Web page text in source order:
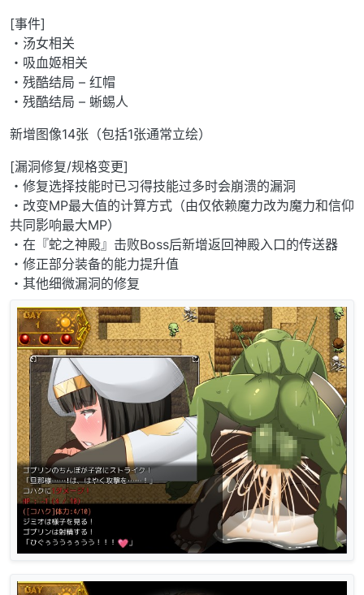
[事件]
・汤女相关
・吸血姬相关
・残酷结局 – 红帽
・残酷结局 – 蜥蜴人
新增图像14张（包括1张通常立绘）
[漏洞修复/规格变更]
・修复选择技能时已习得技能过多时会崩溃的漏洞
・改变MP最大值的计算方式（由仅依赖魔力改为魔力和信仰
共同影响最大MP）
・在『蛇之神殿』击败Boss后新增返回神殿入口的传送器
・修正部分装备的能力提升值
・其他细微漏洞的修复